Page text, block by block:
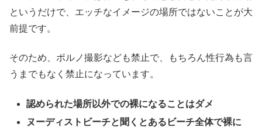
というだけで、エッチなイメージの場所ではないことが大
前提です。
そのため、ポルノ撮影なども禁止で、もちろん性行為も言
うまでもなく禁止になっています。
認められた場所以外での裸になることはダメ
ヌーディストビーチと聞くとあるビーチ全体で裸に